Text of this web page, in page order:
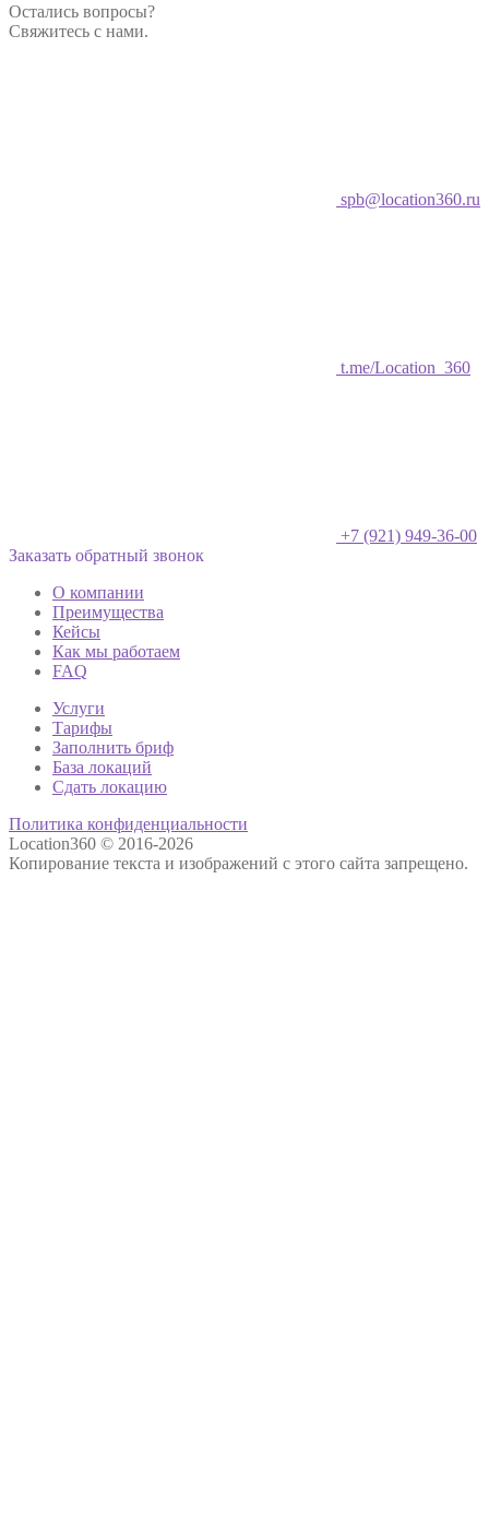
Остались вопросы?
Свяжитесь с нами.
spb@location360.ru
t.me/Location_360
+7 (921) 949-36-00
Заказать обратный звонок
О компании
Преимущества
Кейсы
Как мы работаем
FAQ
Услуги
Тарифы
Заполнить бриф
База локаций
Сдать локацию
Политика конфиденциальности
Location360 © 2016-2026
Копирование текста и изображений с этого сайта запрещено.